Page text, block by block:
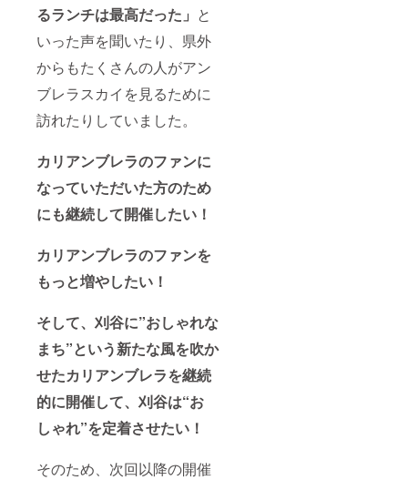
るランチは最高だった」 と
いった声を聞いたり、県外
からもたくさんの人がアン
ブレラスカイを見るために
訪れたりしていました。
カリアンブレラのファンに
なっていただいた方のため
にも継続して開催したい！
カリアンブレラのファンを
もっと増やしたい！
そして、刈谷に”おしゃれな
まち”という新たな風を吹か
せたカリアンブレラを継続
的に開催して、刈谷は“お
しゃれ”を定着させたい！
そのため、次回以降の開催